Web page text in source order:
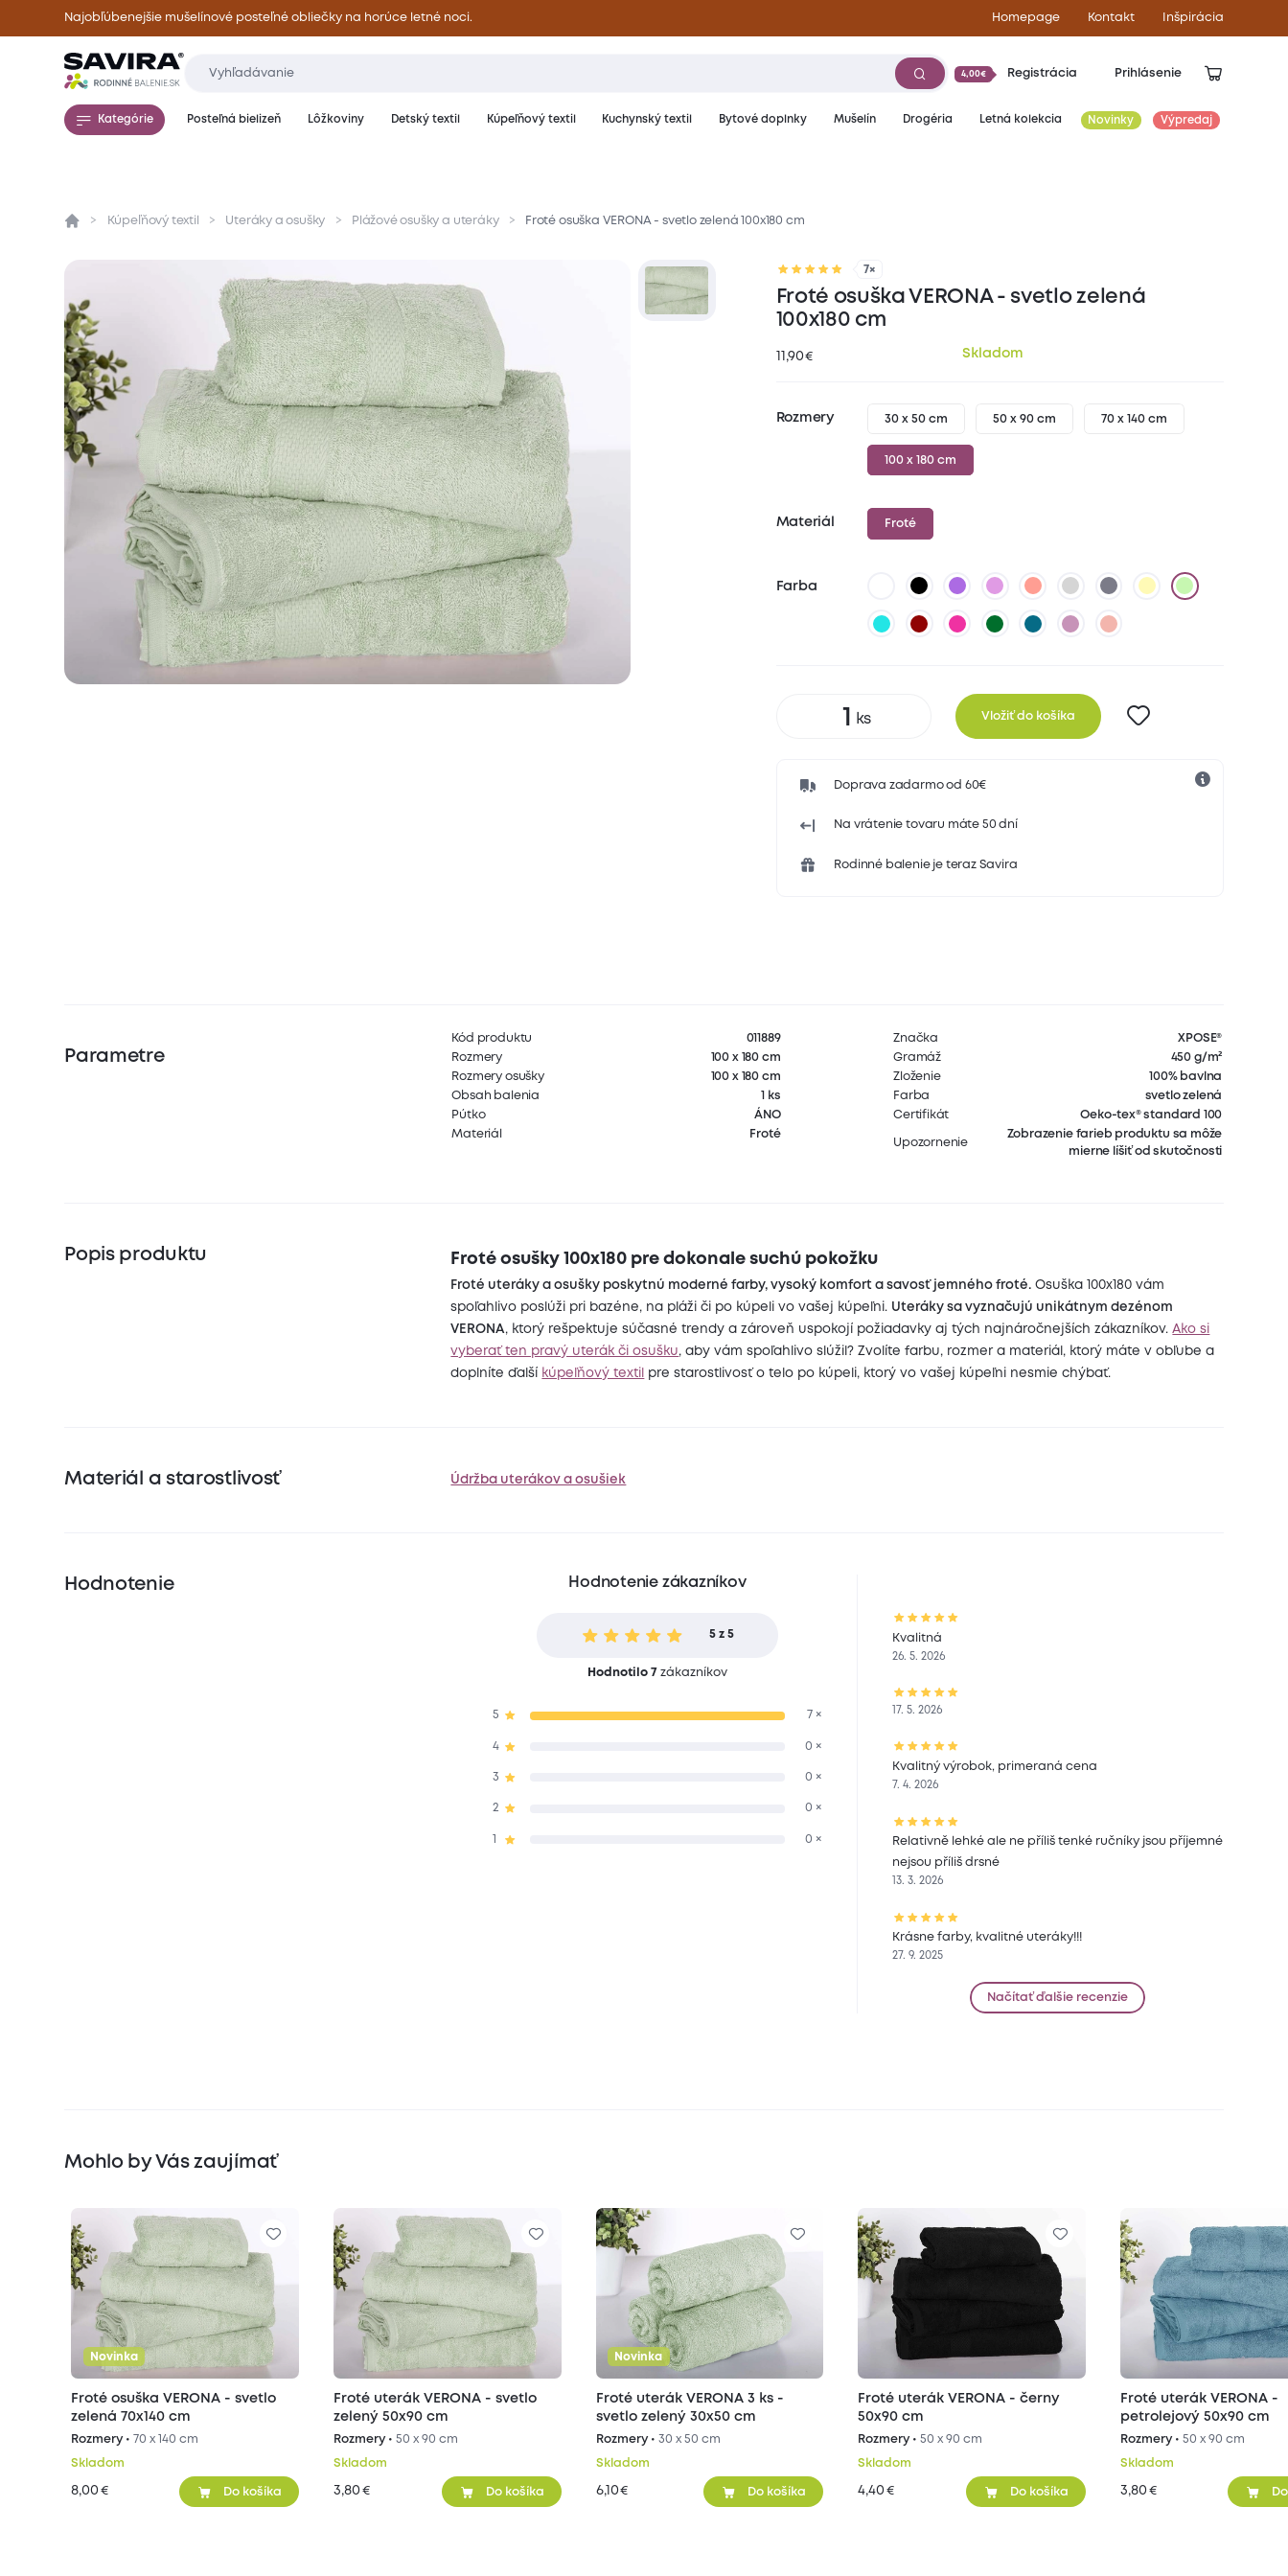
Najobľúbenejšie mušelínové posteľné obliečky na horúce letné noci. Homepage Kontakt Inšpirácia
4,00€ Registrácia Prihlásenie
Kategórie Posteľná bielizeň Lôžkoviny Detský textil Kúpeľňový textil Kuchynský textil Bytové doplnky Mušelín Drogéria Letná kolekcia Novinky Výpredaj
Prehľad Parametre Popis produktu Materiál a starostlivosť Hodnotenie
Kúpeľňový textil Uteráky a osušky Plážové osušky a uteráky Froté osuška VERONA - svetlo zelená 100x180 cm
7×
Froté osuška VERONA - svetlo zelená
100x180 cm
11,90 € Skladom
Rozmery 30 x 50 cm 50 x 90 cm 70 x 140 cm
100 x 180 cm
Materiál Froté
Farba
Vložiť do košíka
Doprava zadarmo od 60€
Na vrátenie tovaru máte 50 dní
Rodinné balenie je teraz Savira
Parametre
Kód produktu
011889
Rozmery
100 x 180 cm
Rozmery osušky
100 x 180 cm
Obsah balenia
1 ks
Pútko
ÁNO
Materiál
Froté
Značka
XPOSE®
Gramáž
450 g/m²
Zloženie
100% bavlna
Farba
svetlo zelená
Certifikát
Oeko-tex® standard 100
Upozornenie
Zobrazenie farieb produktu sa môže
mierne líšiť od skutočnosti
Popis produktu Froté osušky 100x180 pre dokonale suchú pokožku
Froté uteráky a osušky poskytnú moderné farby, vysoký komfort a savosť jemného froté. Osuška 100x180 vám
spoľahlivo poslúži pri bazéne, na pláži či po kúpeli vo vašej kúpeľni. Uteráky sa vyznačujú unikátnym dezénom
VERONA, ktorý rešpektuje súčasné trendy a zároveň uspokojí požiadavky aj tých najnáročnejších zákazníkov.Ako si
vyberať ten pravý uterák či osušku, aby vám spoľahlivo slúžil? Zvolíte farbu, rozmer a materiál, ktorý máte v obľube a
doplníte ďalší
kúpeľňový textil pre starostlivosť o telo po kúpeli, ktorý vo vašej kúpeľni nesmie chýbať.
Materiál a starostlivosť Údržba uterákov a osušiek
Hodnotenie Hodnotenie zákazníkov
5 z 5
Hodnotilo 7 zákazníkov
5 7 ×
4 0 ×
3 0 ×
2 0 ×
0 ×
Kvalitná
26. 5. 2026
17. 5. 2026
Kvalitný výrobok, primeraná cena
7. 4. 2026
Relativně lehké ale ne příliš tenké ručníky jsou příjemné
nejsou příliš drsné
13. 3. 2026
Krásne farby, kvalitné uteráky!!!
27. 9. 2025
Načítať ďalšie recenzie
Mohlo by Vás zaujímať
Novinka
Froté osuška VERONA - svetlo
zelená 70x140 cm
Rozmery • 70 x 140 cm
Skladom
8,00 € Do košíka
Froté uterák VERONA - svetlo
zelený 50x90 cm
Rozmery • 50 x 90 cm
Skladom
3,80 € Do košíka
Novinka
Froté uterák VERONA 3 ks -
svetlo zelený 30x50 cm
Rozmery • 30 x 50 cm
Skladom
6,10 € Do košíka
Froté uterák VERONA - černy
50x90 cm
Rozmery •50 x 90 cm
Skladom
4,40 € Do košíka
Froté uterák VERONA -
petrolejový 50x90 cm
Rozmery • 50 x 90 cm
Skladom
3,80 €